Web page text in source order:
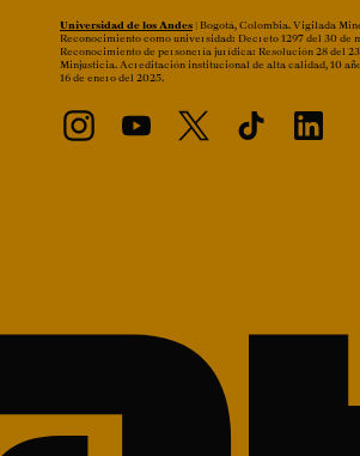
Universidad de los Andes | Bogotá, Colombia. Vigilada
Reconocimiento como universidad: Decreto 1297 del 30 de
Reconocimiento de personería jurídica: Resolución 28 del 23
Minjusticia. Acreditación institucional de alta calidad, 10
16 de enero del 2025.